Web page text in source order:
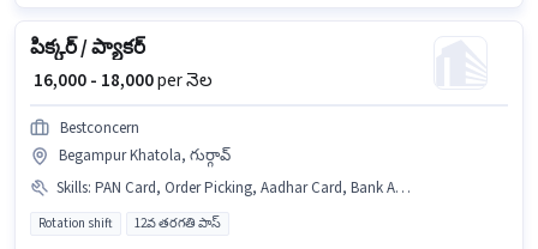
పిక్కర్ / ప్యాకర్
₹ 16,000 - 18,000per నెల
Bestconcern
Begampur Khatola, గుర్గావ్
Skills: PAN Card, Order Picking, Aadhar Card, Bank Account
Rotation shift 12వ తరగతి పాస్